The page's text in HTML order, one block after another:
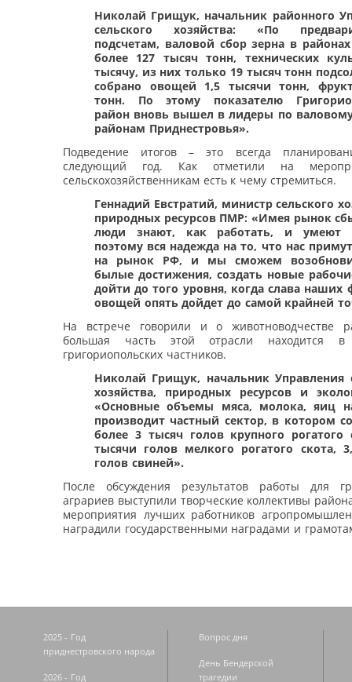
Николай Грищук, начальник районного
сельского хозяйства: «По
подсчетам, валовой сбор зерна в
более 127 тысяч тонн, технических
тысячу, из них только 19 тысяч тонн
собрано овощей 1,5 тысячи тонн,
тонн. По этому показателю
район вновь вышел в лидеры по
районам Приднестровья».
Подведение итогов – это всегда
следующий год. Как отметили на
сельскохозяйственникам есть к чему стремиться.
Геннадий Евстратий, министр сельского
природных ресурсов ПМР: «Имея рынок
люди знают, как работать, и умеют
поэтому вся надежда на то, что нас
на рынок РФ, и мы сможем
былые достижения, создать новые
дойти до того уровня, когда слава наших
овощей опять дойдет до самой крайней
На встрече говорили и о животноводчестве
большая часть этой отрасли находится в
григориопольских частников.
Николай Грищук, начальник Управления
хозяйства, природных ресурсов и
«Основные объемы мяса, молока, яиц
производит частный сектор, в котором
более 3 тысяч голов крупного рогатого
тысячи голов мелкого рогатого скота,
голов свиней».
После обсуждения результатов работы для
аграриев выступили творческие коллективы
мероприятия лучших работников
наградили государственными наградами и
2025 - Год
приднестровского народа
2026 - Год
Вопрос дня
День Бендерской
трагедии